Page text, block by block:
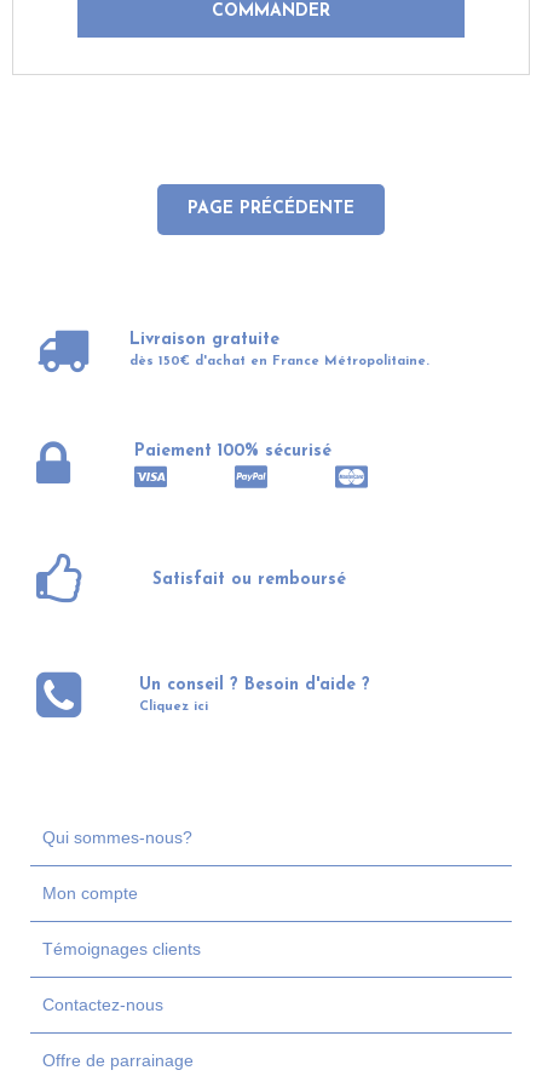
Livraison gratuite
dès 150€ d'achat en France Métropolitaine.
Paiement 100% sécurisé
Satisfait ou remboursé
Un conseil ? Besoin d'aide ?
Cliquez ici
Qui sommes-nous?
Mon compte
Témoignages clients
Contactez-nous
Offre de parrainage